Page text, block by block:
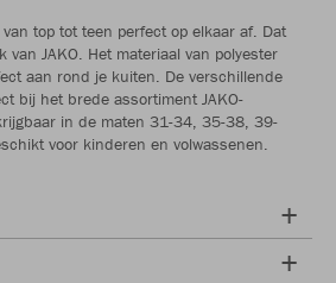
top tot teen perfect op elkaar af. Dat
van JAKO. Het materiaal van polyester
aan rond je kuiten. De verschillende
bij het brede assortiment JAKO-
in de maten 31-34, 35-38, 39-
voor kinderen en volwassenen.